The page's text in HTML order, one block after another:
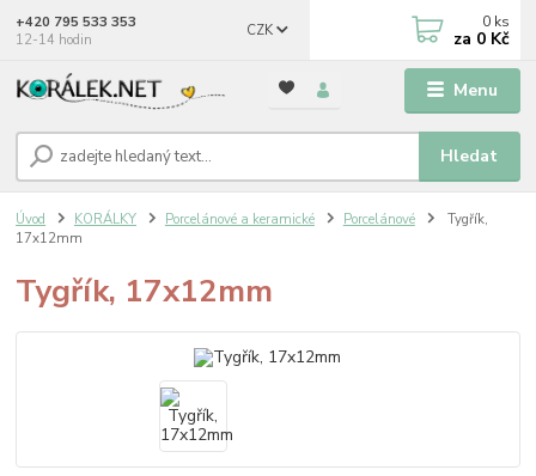
Menu
CZK
Hledat
+420 795 533 353
12-14 hodin
0 ks
za 0 Kč
Úvod KORÁLKY Porcelánové a keramické Porcelánové
Tygřík,
17x12mm
Tygřík, 17x12mm